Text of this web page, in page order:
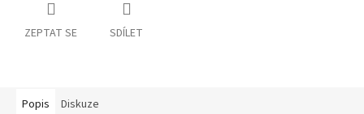
ZEPTAT SE SDÍLET
Popis Diskuze